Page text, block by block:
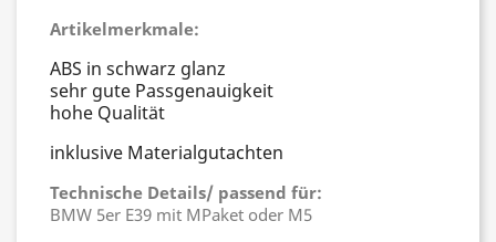
Artikelmerkmale:
ABS in schwarz glanz
sehr gute Passgenauigkeit
hohe Qualität
inklusive Materialgutachten
Technische Details/ passend für:
BMW 5er E39 mit MPaket oder M5